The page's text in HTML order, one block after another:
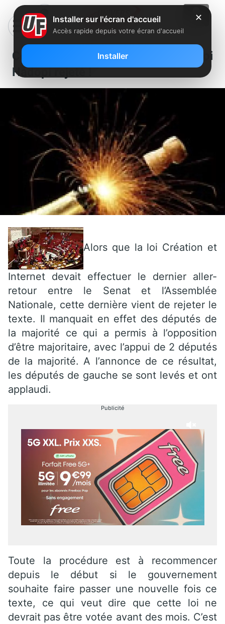
Coup de théatre : Le projet de loi
Hadopi rejeté !
Alors que la loi Création et
Internet devait effectuer le dernier aller-
retour entre le Senat et l’Assemblée
Nationale, cette dernière vient de rejeter le
texte. Il manquait en effet des députés de
la majorité ce qui a permis à l’opposition
d’être majoritaire, avec l’appui de 2 députés
de la majorité. A l’annonce de ce résultat,
les députés de gauche se sont levés et ont
applaudi.
Publicité
Toute la procédure est à recommencer
depuis le début si le gouvernement
souhaite faire passer une nouvelle fois ce
texte, ce qui veut dire que cette loi ne
devrait pas être votée avant des mois. C’est
✕
Installer sur l'écran d'accueil
Accès rapide depuis votre écran d'accueil
Installer